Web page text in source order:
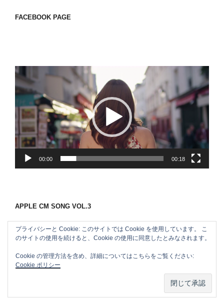
FACEBOOK PAGE
動
画
プ
レ
ー
ヤ
ー
00:00 00:18
APPLE CM SONG VOL.3
プライバシーと Cookie: このサイトでは Cookie を使用しています。 こ
のサイトの使用を続けると、Cookie の使用に同意したとみなされます。
Cookie の管理方法を含め、詳細についてはこちらをご覧ください:
Cookie ポリシー